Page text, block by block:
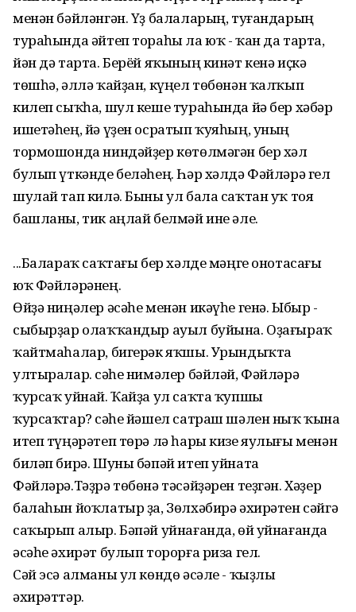
менән бәйләнгән. Үҙ балаларың, туғандарың
тураһында әйтеп тораһы ла юҡ - ҡан да тарта,
йән дә тарта. Берёй яҡының кинәт кенә иҫкә
төшһә, әллә ҡайҙан, күңел төбөнән ҡалҡып
килеп сыҡһа, шул кеше тураһында йә бер хәбәр
ишетәһең, йә үҙен осратып ҡуяһың, уның
тормошонда ниндәйҙер көтөлмәгән бер хәл
булып үткәнде беләһең. Һәр хәлдә Фәйләрә гел
шулай тап килә. Быны ул бала саҡтан уҡ тоя
башланы, тик аңлай белмәй ине әле.
...Балараҡ саҡтағы бер хәлде мәңге онотасағы
юҡ Фәйләрәнең.
Өйҙә ниңәлер әсәһе менән икәүһе генә. Ыбыр -
сыбырҙар олаҡҡандыр ауыл буйына. Оҙағыраҡ
ҡайтмаһалар, бигерәк яҡшы. Урындыҡта
ултыралар. Әсәһе нимәлер бәйләй, Фәйләрә
ҡурсаҡ уйнай. Ҡайҙа ул саҡта ҡупшы
ҡурсаҡтар? Әсәһе йәшел сатраш шәлен ныҡ ҡына
итеп түңәрәтеп төрә лә һары кизе яулығы менән
биләп бирә. Шуны бәпәй итеп уйната
Фәйләрә.Тәҙрә төбөнә тәсәйҙәрен теҙгән. Хәҙер
балаһын йоҡлатыр ҙа, Зөлхәбирә әхирәтен сәйгә
саҡырып алыр. Бәпәй уйнағанда, өй уйнағанда
әсәһе әхирәт булып торорға риза гел.
Сәй эсә алманы ул көндө әсәле - ҡыҙлы
әхирәттәр.